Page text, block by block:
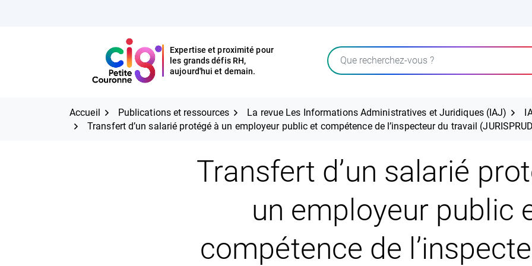
CIG Petite Couronne
Expertise et proximité pour
les grands défis RH,
aujourd'hui et demain.
Rechercher
CIG Petite Couronne
Expertise et proximité pour
les grands défis RH,
aujourd'hui et demain.
Accueil Publications et ressources La revue Les Informations Administratives et Juridiques (IAJ)
Transfert d’un salarié protégé à un employeur public et compétence de l’inspecteur du travail
Transfert d’un salarié
un employeur public
compétence de